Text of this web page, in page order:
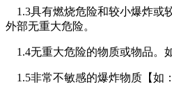
1.3具有燃烧危险和较小爆炸或
外部无重大危险。
1.4无重大危险的物质或物品。
1.5非常不敏感的爆炸物质【如